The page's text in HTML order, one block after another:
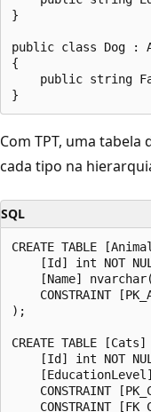
}
public class Dog :
{
public string
Com TPT, uma
cada tipo na
SQL
CREATE TABLE
[Id] int NOT
[Name]
CONSTRAINT
);
CREATE TABLE
[Id] int NOT
CONSTRAINT
CONSTRAINT